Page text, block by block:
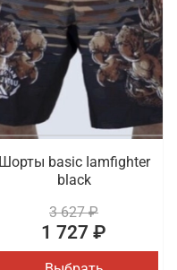
Шорты basic Iamfighter
black
3 627 ₽
1 727 ₽